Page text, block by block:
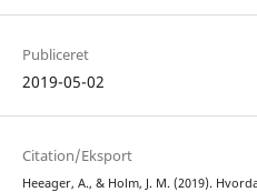
Publiceret
2019-05-02
Citation/Eksport
Heeager, A., & Holm, J. M. (2019).